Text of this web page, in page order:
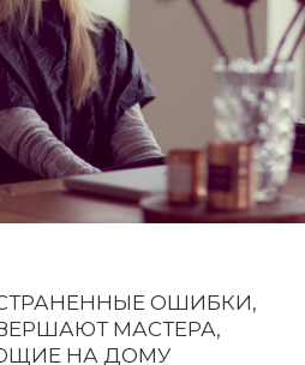
ОШИБКИ,
МАСТЕРА,
НА ДОМУ